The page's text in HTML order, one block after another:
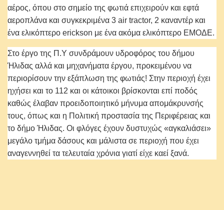
αέρος, όπου στο σημείο της φωτιά επιχειρούν και εφτά
αεροπλάνα και συγκεκριμένα 3 air tractor, 2 καναντέρ και
ένα ελικόπτερο erickson με ένα ακόμα ελικόπτερο ΕΜΟΔΕ.
Στο έργο της Π.Υ συνδράμουν υδροφόρος του δήμου
Ήλιδας αλλά και μηχανήματα έργου, προκειμένου να
περιορίσουν την εξάπλωση της φωτιάς! Στην περιοχή έχει
ηχήσει και το 112 και οι κάτοικοι βρίσκονται επί ποδός
καθώς έλαβαν προειδοποιητικό μήνυμα απομάκρυνσής
τους, όπως και η Πολιτική προστασία της Περιφέρειας και
το δήμο Ήλιδας. Οι φλόγες έχουν δυστυχώς «αγκαλιάσει»
μεγάλο τμήμα δάσους και μάλιστα σε περιοχή που έχει
αναγεννηθεί τα τελευταία χρόνια γιατί είχε καεί ξανά.